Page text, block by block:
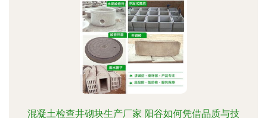
混凝土检查井砌块生产厂家 阳谷如何凭借品质与技